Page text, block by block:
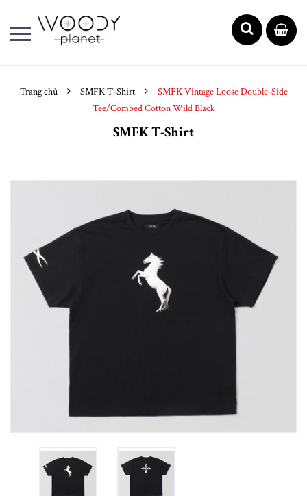
Trang chủ SMFK T-Shirt
SMFK Vintage Loose Double-Side
Tee/Combed Cotton Wild Black
SMFK T-Shirt